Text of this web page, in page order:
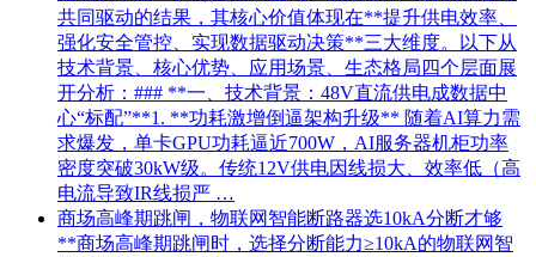
共同驱动的结果，其核心价值体现在**提升供电效率、
强化安全管控、实现数据驱动决策**三大维度。以下从
技术背景、核心优势、应用场景、生态格局四个层面展
开分析：### **一、技术背景：48V直流供电成数据中
心“标配”**1. **功耗激增倒逼架构升级** 随着AI算力需
求爆发，单卡GPU功耗逼近700W，AI服务器机柜功率
密度突破30kW级。传统12V供电因线损大、效率低（高
电流导致IR线损严 …
商场高峰期跳闸，物联网智能断路器选10kA分断才够
**商场高峰期跳闸时，选择分断能力≥10kA的物联网智